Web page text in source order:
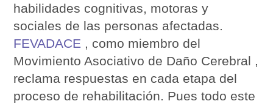
habilidades cognitivas, motoras y
sociales de las personas afectadas.
FEVADACE , como miembro del
Movimiento Asociativo de Daño Cerebral ,
reclama respuestas en cada etapa del
proceso de rehabilitación. Pues todo este